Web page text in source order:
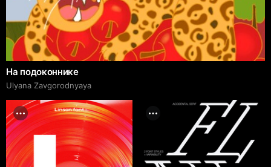
На подоконнике
Ulyana Zavgorodnyaya